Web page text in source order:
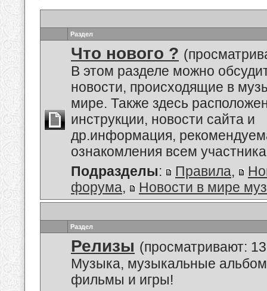
Раздел
Что нового ?
В этом разделе можно
новости, происходящие в
мире. Также здесь
инструкции, новости сайта и
др.информация,
ознакомления всем
Подразделы: Правила,
форума, Новости в мире
Раздел
Релизы (просматривают:
Музыка, музыкальные
фильмы и игры!